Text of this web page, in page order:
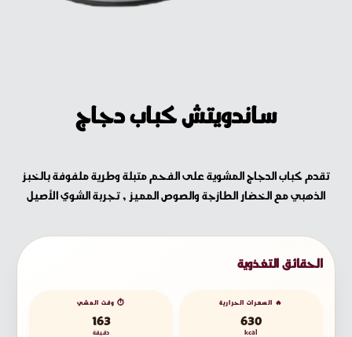
ساندويتش كباب دجاج
تقدم كباب الدجاج المشوية على الفحم متبلة وطرية ملفوفة بالخبز
الذهبي مع الخضار الطازجة والصوص المميز , تجربة الشوي الأصيل
الحقائق التغذوية
🔥 السعرات الحرارية
630
kcal
⏱️ وقت المشي
163
دقيقة